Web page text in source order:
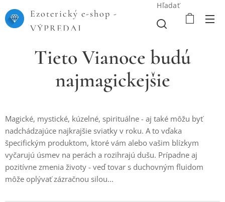
Ezoterický e-shop -
VÝPREDAJ
Hľadať
Tieto Vianoce budú
najmagickejšie
Magické, mystické, kúzelné, spirituálne - aj také môžu byť
nadchádzajúce najkrajšie sviatky v roku. A to vďaka
špecifickým produktom, ktoré vám alebo vašim blízkym
vyčarujú úsmev na perách a rozihrajú dušu. Prípadne aj
pozitívne zmenia životy - veď tovar s duchovným fluidom
môže oplývať zázračnou silou...